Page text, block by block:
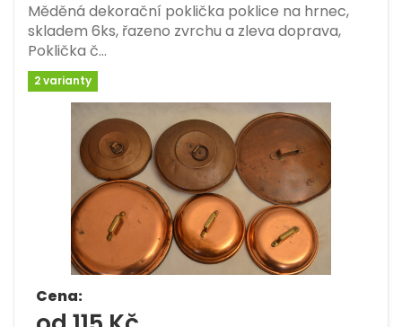
Měděná dekorační poklička poklice na hrnec,
skladem 6ks, řazeno zvrchu a zleva doprava,
Poklička č…
2 varianty
Cena: